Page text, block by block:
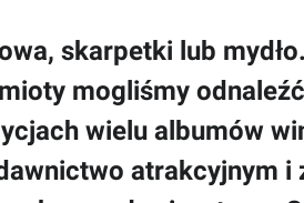
skarpetki lub
mogliśmy
wielu albumów
atrakcyjnym i